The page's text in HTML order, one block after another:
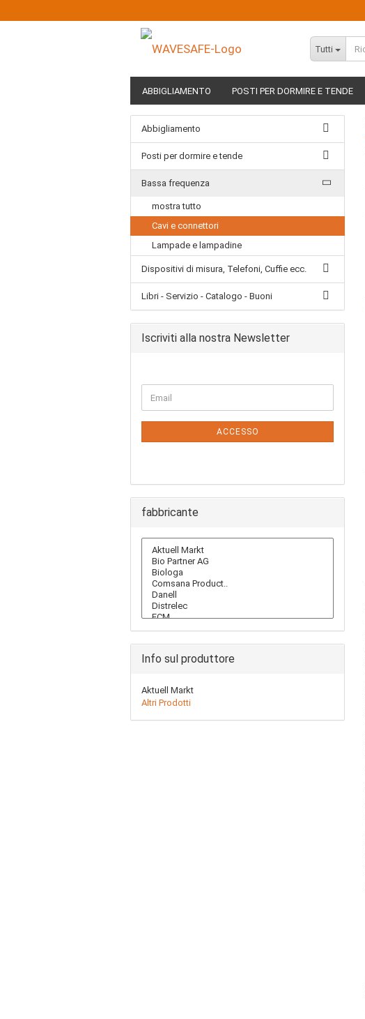
Tutti
ABBIGLIAMENTO POSTI PER DORMIRE E TENDE
LIBRI - SERVIZIO - CATALOGO - BUONI
Abbigliamento
Posti per dormire e tende
Bassa frequenza
mostra tutto
Cavi e connettori
Lampade e lampadine
Dispositivi di misura, Telefoni, Cuffie ecc.
Libri - Servizio - Catalogo - Buoni
Iscriviti alla nostra Newsletter
ALLA
ISCRIZIONE
Email
ACCESSO
fabbricante
Info sul produttore
Aktuell Markt
Altri Prodotti